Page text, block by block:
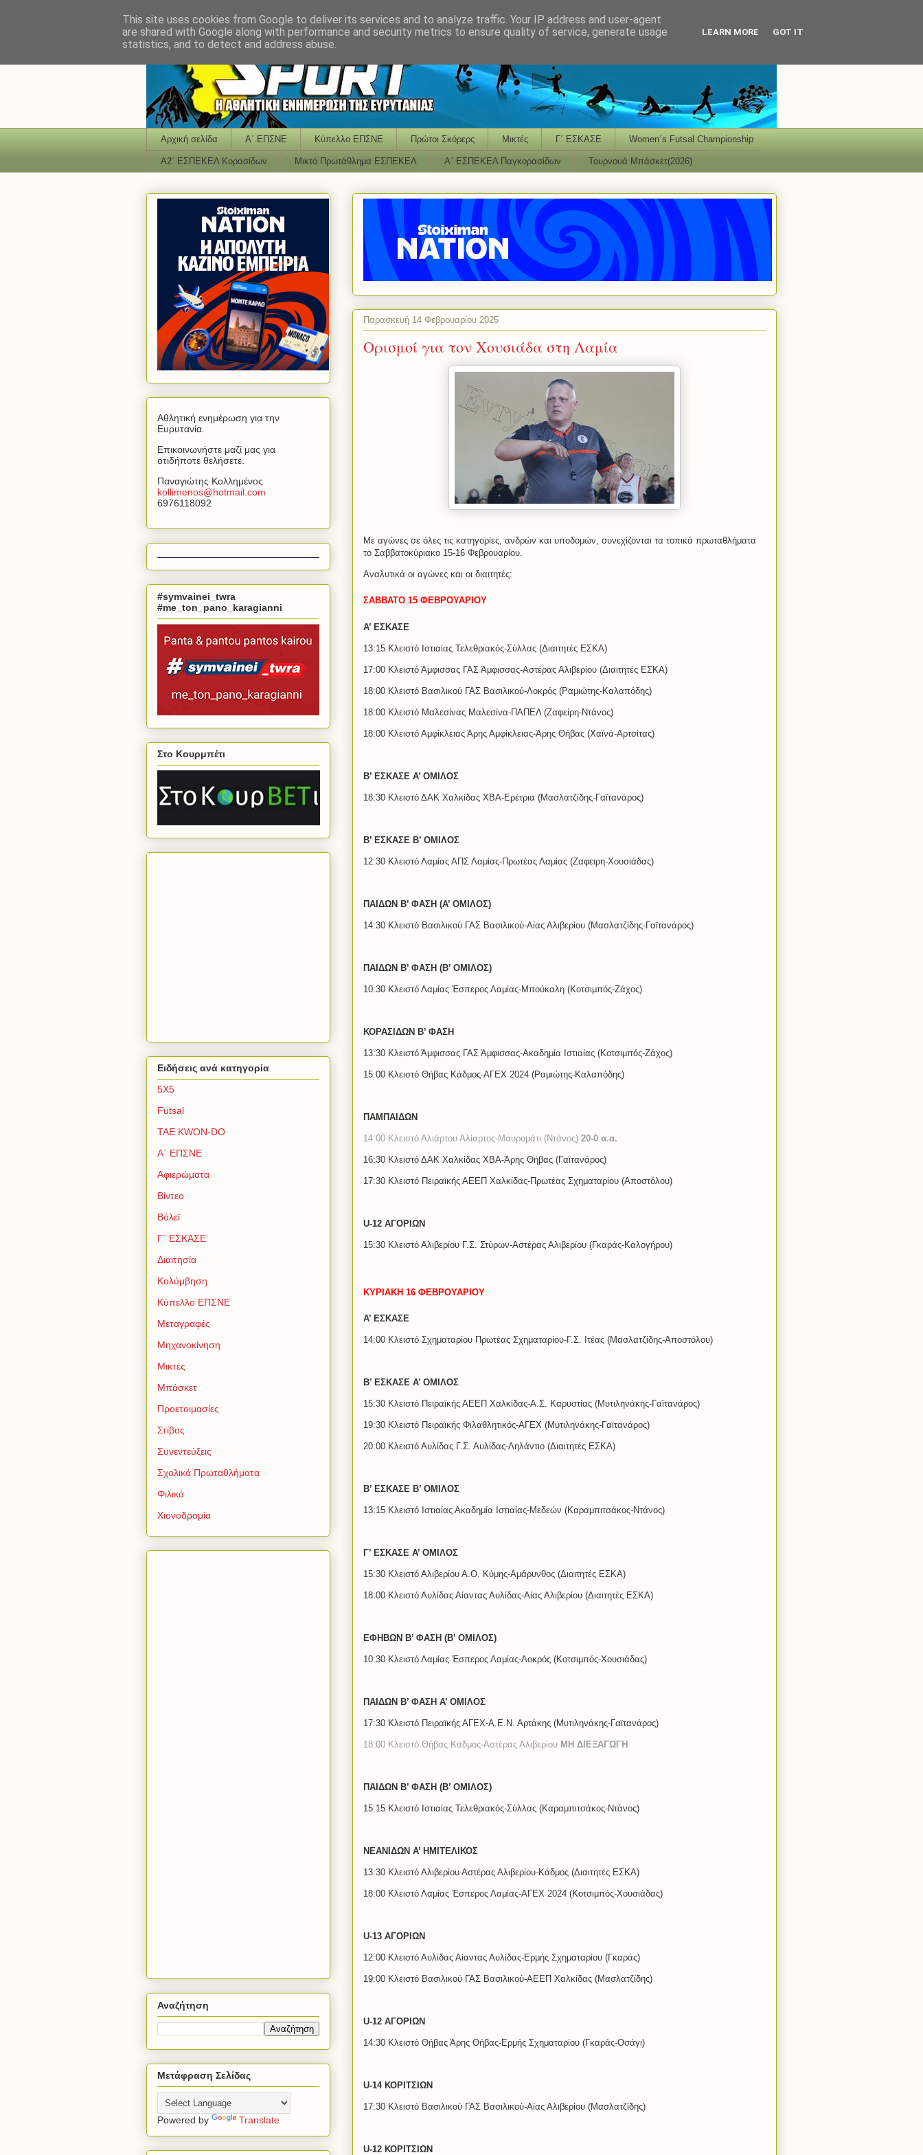
Αρχική σελίδα Α΄ ΕΠΣΝΕ Κύπελλο ΕΠΣΝΕ Πρώτοι Σκόρερς Μικτές Γ΄ ΕΣΚΑΣΕ Women΄s Futsal Championship
Α2΄ ΕΣΠΕΚΕΛ Κορασίδων Μικτό Πρωτάθλημα ΕΣΠΕΚΕΛ Α΄ ΕΣΠΕΚΕΛ Παγκορασίδων Τουρνουά Μπάσκετ(2026)
Παρασκευή 14 Φεβρουαρίου 2025
Ορισμοί για τον Χουσιάδα στη Λαμία
Με αγώνες σε όλες τις κατηγορίες, ανδρών και υποδομών, συνεχίζονται τα τοπικά πρωταθλήματα
το Σαββατοκύριακο 15-16 Φεβρουαρίου.
Αναλυτικά οι αγώνες και οι διαιτητές:
ΣΑΒΒΑΤΟ 15 ΦΕΒΡΟΥΑΡΙΟΥ
Α’ ΕΣΚΑΣΕ
13:15 Κλειστό Ιστιαίας Τελεθριακός-Σύλλας (Διαιτητές ΕΣΚΑ)
17:00 Κλειστό Άμφισσας ΓΑΣ Άμφισσας-Αστέρας Αλιβερίου (Διαιτητές ΕΣΚΑ)
18:00 Κλειστό Βασιλικού ΓΑΣ Βασιλικού-Λοκρός (Ραμιώτης-Καλαπόδης)
18:00 Κλειστό Μαλεσίνας Μαλεσίνα-ΠΑΠΕΛ (Ζαφείρη-Ντάνος)
18:00 Κλειστό Αμφίκλειας Άρης Αμφίκλειας-Άρης Θήβας (Χαϊνά-Αρτσίτας)
Β’ ΕΣΚΑΣΕ Α’ ΟΜΙΛΟΣ
18:30 Κλειστό ΔΑΚ Χαλκίδας ΧΒΑ-Ερέτρια (Μασλατζίδης-Γαϊτανάρος)
Β’ ΕΣΚΑΣΕ Β’ ΟΜΙΛΟΣ
12:30 Κλειστό Λαμίας ΑΠΣ Λαμίας-Πρωτέας Λαμίας (Ζαφειρη-Χουσιάδας)
ΠΑΙΔΩΝ Β’ ΦΑΣΗ (Α’ ΟΜΙΛΟΣ)
14:30 Κλειστό Βασιλικού ΓΑΣ Βασιλικού-Αίας Αλιβερίου (Μασλατζίδης-Γαϊτανάρος)
ΠΑΙΔΩΝ Β’ ΦΑΣΗ (Β’ ΟΜΙΛΟΣ)
10:30 Κλειστό Λαμίας Έσπερος Λαμίας-Μπούκαλη (Κοτσιμπός-Ζάχος)
ΚΟΡΑΣΙΔΩΝ Β’ ΦΑΣΗ
13:30 Κλειστό Άμφισσας ΓΑΣ Άμφισσας-Ακαδημία Ιστιαίας (Κοτσιμπός-Ζάχος)
15:00 Κλειστό Θήβας Κάδμος-ΑΓΕΧ 2024 (Ραμιώτης-Καλαπόδης)
ΠΑΜΠΑΙΔΩΝ
14:00 Κλειστό Αλιάρτου Αλίαρτος-Μαυρομάτι (Ντάνος) 20-0 α.α.
16:30 Κλειστό ΔΑΚ Χαλκίδας ΧΒΑ-Άρης Θήβας (Γαϊτανάρος)
17:30 Κλειστό Πειραϊκής ΑΕΕΠ Χαλκίδας-Πρωτέας Σχηματαρίου (Αποστόλου)
U-12 ΑΓΟΡΙΩΝ
15:30 Κλειστό Αλιβερίου Γ.Σ. Στύρων-Αστέρας Αλιβερίου (Γκαράς-Καλογήρου)
ΚΥΡΙΑΚΗ 16 ΦΕΒΡΟΥΑΡΙΟΥ
Α’ ΕΣΚΑΣΕ
14:00 Κλειστό Σχηματαρίου Πρωτέας Σχηματαρίου-Γ.Σ. Ιτέας (Μασλατζίδης-Αποστόλου)
Β’ ΕΣΚΑΣΕ Α’ ΟΜΙΛΟΣ
15:30 Κλειστό Πειραϊκής ΑΕΕΠ Χαλκίδας-Α.Σ. Καρυστίας (Μυτιληνάκης-Γαϊτανάρος)
19:30 Κλειστό Πειραϊκής Φιλαθλητικός-ΑΓΕΧ (Μυτιληνάκης-Γαϊτανάρος)
20:00 Κλειστό Αυλίδας Γ.Σ. Αυλίδας-Ληλάντιο (Διαιτητές ΕΣΚΑ)
Β’ ΕΣΚΑΣΕ Β’ ΟΜΙΛΟΣ
13:15 Κλειστό Ιστιαίας Ακαδημία Ιστιαίας-Μεδεών (Καραμπιτσάκος-Ντάνος)
Γ’ ΕΣΚΑΣΕ Α’ ΟΜΙΛΟΣ
15:30 Κλειστό Αλιβερίου Α.Ο. Κύμης-Αμάρυνθος (Διαιτητές ΕΣΚΑ)
18:00 Κλειστό Αυλίδας Αίαντας Αυλίδας-Αίας Αλιβερίου (Διαιτητές ΕΣΚΑ)
ΕΦΗΒΩΝ Β’ ΦΑΣΗ (Β’ ΟΜΙΛΟΣ)
10:30 Κλειστό Λαμίας Έσπερος Λαμίας-Λοκρός (Κοτσιμπός-Χουσιάδας)
ΠΑΙΔΩΝ Β’ ΦΑΣΗ Α’ ΟΜΙΛΟΣ
17:30 Κλειστό Πειραϊκής ΑΓΕΧ-Α.Ε.Ν. Αρτάκης (Μυτιληνάκης-Γαϊτανάρος)
18:00 Κλειστό Θήβας Κάδμος-Αστέρας Αλιβερίου ΜΗ ΔΙΕΞΑΓΩΓΗ
ΠΑΙΔΩΝ Β’ ΦΑΣΗ (Β’ ΟΜΙΛΟΣ)
15:15 Κλειστό Ιστιαίας Τελεθριακός-Σύλλας (Καραμπιτσάκος-Ντάνος)
ΝΕΑΝΙΔΩΝ Α’ ΗΜΙΤΕΛΙΚΟΣ
13:30 Κλειστό Αλιβερίου Αστέρας Αλιβερίου-Κάδμος (Διαιτητές ΕΣΚΑ)
18:00 Κλειστό Λαμίας Έσπερος Λαμίας-ΑΓΕΧ 2024 (Κοτσιμπός-Χουσιάδας)
U-13 ΑΓΟΡΙΩΝ
12:00 Κλειστό Αυλίδας Αίαντας Αυλίδας-Ερμής Σχηματαρίου (Γκαράς)
19:00 Κλειστό Βασιλικού ΓΑΣ Βασιλικού-ΑΕΕΠ Χαλκίδας (Μασλατζίδης)
U-12 ΑΓΟΡΙΩΝ
14:30 Κλειστό Θήβας Άρης Θήβας-Ερμής Σχηματαρίου (Γκαράς-Οσάγι)
U-14 ΚΟΡΙΤΣΙΩΝ
17:30 Κλειστό Βασιλικού ΓΑΣ Βασιλικού-Αίας Αλιβερίου (Μασλατζίδης)
U-12 ΚΟΡΙΤΣΙΩΝ
Αθλητική ενημέρωση για την
Ευρυτανία.
Επικοινωνήστε μαζί μας για
οτιδήποτε θελήσετε.
Παναγιώτης Κολλημένος
kollimenos@hotmail com
6976118092
#symvainei_twra
#me_ton_pano_karagianni
Στο Κουρμπέτι
Ειδήσεις ανά κατηγορία
5Χ5
Futsal
TAE KWON-DO
Α΄ ΕΠΣΝΕ
Αφιερώματα
Βίντεο
Βόλεϊ
Γ΄ ΕΣΚΑΣΕ
Διαιτησία
Κολύμβηση
Κύπελλο ΕΠΣΝΕ
Μεταγραφές
Μηχανοκίνηση
Μικτές
Μπάσκετ
Προετοιμασίες
Στίβος
Συνεντεύξεις
Σχολικά Πρωταθλήματα
Φιλικά
Χιονοδρομία
Αναζήτηση
Μετάφραση Σελίδας
Powered by Translate
This site uses cookies from Google to deliver its services and to analyze traffic. Your IP address and user-agent
are shared with Google along with performance and security metrics to ensure quality of service, generate usage
statistics, and to detect and address abuse.
LEARN MORE GOT IT